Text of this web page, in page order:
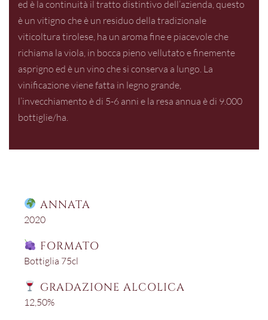
ed è la continuità il tratto distintivo dell’azienda, questo
è un vitigno che è un residuo della tradizionale
viticoltura tirolese, ha un aroma fine e piacevole che
richiama la viola, in bocca pieno vellutato e finemente
asprigno ed è un vino che si conserva a lungo. La
vinificazione viene fatta in legno grande,
l’invecchiamento è di 5-6 anni e la resa annua è di 9.000
bottiglie/ha.
ANNATA
2020
FORMATO
Bottiglia 75cl
GRADAZIONE ALCOLICA
12,50%